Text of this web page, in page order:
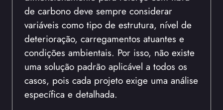
de carbono deve sempre considerar
variáveis como tipo de estrutura, nível de
deterioração, carregamentos atuantes e
condições ambientais. Por isso, não existe
uma solução padrão aplicável a todos os
casos, pois cada projeto exige uma análise
específica e detalhada.